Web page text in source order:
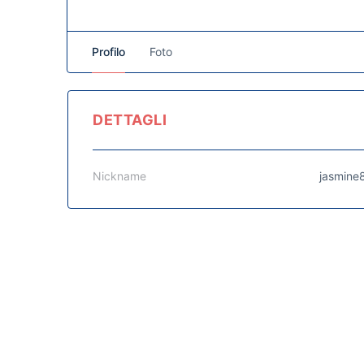
Profilo Foto
DETTAGLI
Nickname